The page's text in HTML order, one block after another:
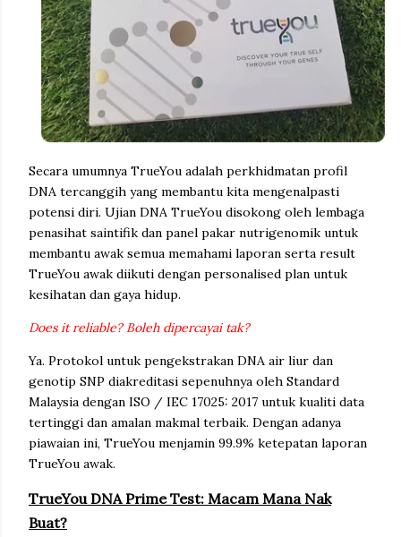
Secara umumnya TrueYou adalah perkhidmatan profil
DNA tercanggih yang membantu kita mengenalpasti
potensi diri. Ujian DNA TrueYou disokong oleh lembaga
penasihat saintifik dan panel pakar nutrigenomik untuk
membantu awak semua memahami laporan serta result
TrueYou awak diikuti dengan personalised plan untuk
kesihatan dan gaya hidup.
Does it reliable? Boleh dipercayai tak?
Ya. Protokol untuk pengekstrakan DNA air liur dan
genotip SNP diakreditasi sepenuhnya oleh Standard
Malaysia dengan ISO / IEC 17025: 2017 untuk kualiti data
tertinggi dan amalan makmal terbaik. Dengan adanya
piawaian ini, TrueYou menjamin 99.9% ketepatan laporan
TrueYou awak.
TrueYou DNA Prime Test: Macam Mana Nak
Buat?